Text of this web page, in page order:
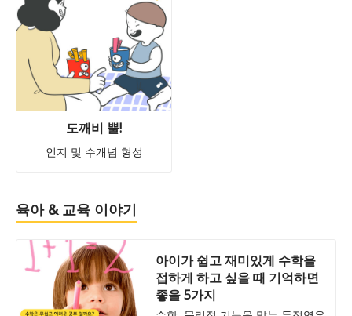
도깨비 뿔!
인지 및 수개념 형성
육아 & 교육 이야기
아이가 쉽고 재미있게 수학을
접하게 하고 싶을 때 기억하면
좋을 5가지